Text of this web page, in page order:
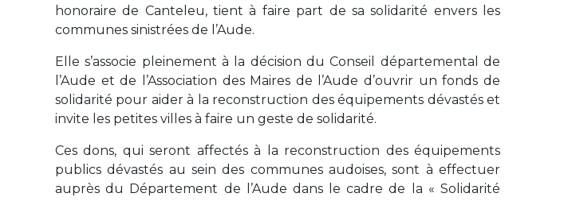
honoraire de Canteleu, tient à faire part de sa solidarité envers les
communes sinistrées de l’Aude.
Elle s’associe pleinement à la décision du Conseil départemental de
l’Aude et de l’Association des Maires de l’Aude d’ouvrir un fonds de
solidarité pour aider à la reconstruction des équipements dévastés et
invite les petites villes à faire un geste de solidarité.
Ces dons, qui seront affectés à la reconstruction des équipements
publics dévastés au sein des communes audoises, sont à effectuer
auprès du Département de l’Aude dans le cadre de la « Solidarité